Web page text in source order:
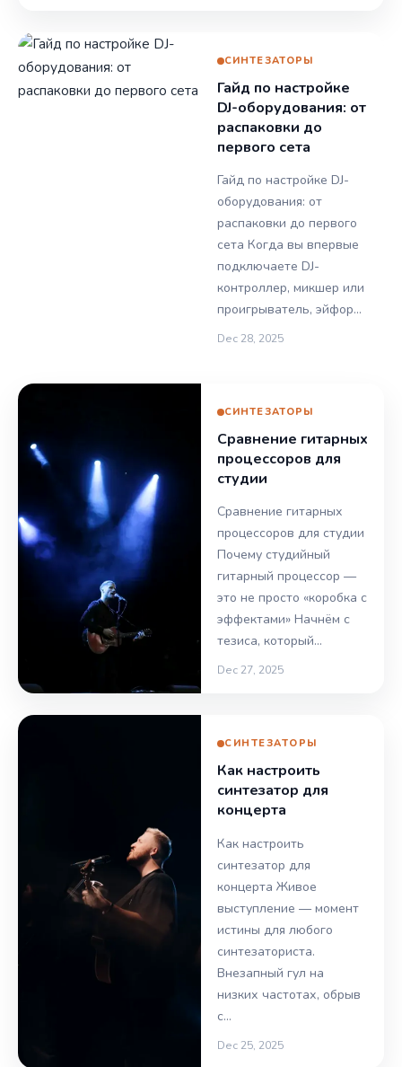
СИНТЕЗАТОРЫ
Гайд по настройке
DJ-оборудования: от
распаковки до
первого сета
Гайд по настройке DJ-
оборудования: от
распаковки до первого
сета Когда вы впервые
подключаете DJ-
контроллер, микшер или
проигрыватель, эйфор…
Dec 28, 2025
СИНТЕЗАТОРЫ
Сравнение гитарных
процессоров для
студии
Сравнение гитарных
процессоров для студии
Почему студийный
гитарный процессор —
это не просто «коробка с
эффектами» Начнём с
тезиса, который…
Dec 27, 2025
СИНТЕЗАТОРЫ
Как настроить
синтезатор для
концерта
Как настроить
синтезатор для
концерта Живое
выступление — момент
истины для любого
синтезаториста.
Внезапный гул на
низких частотах, обрыв
с…
Dec 25, 2025